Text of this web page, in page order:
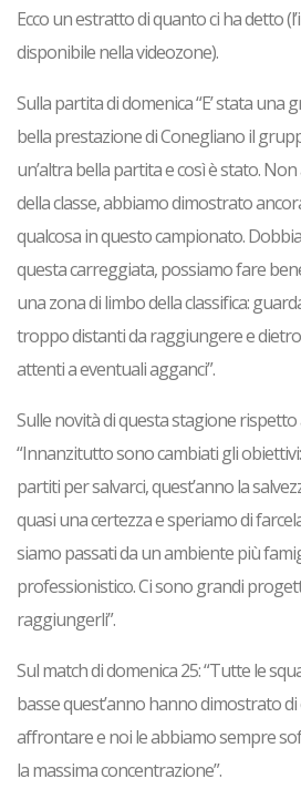
Ecco un estratto di quanto ci ha detto
disponibile nella videozone).
Sulla partita di domenica “E’ stata una
bella prestazione di Conegliano il
un’altra bella partita e così è stato.
della classe, abbiamo dimostrato
qualcosa in questo campionato.
questa carreggiata, possiamo fare
una zona di limbo della classifica:
troppo distanti da raggiungere e
attenti a eventuali agganci”.
Sulle novità di questa stagione rispetto
“Innanzitutto sono cambiati gli
partiti per salvarci, quest’anno la
quasi una certezza e speriamo di
siamo passati da un ambiente più
professionistico. Ci sono grandi
raggiungerli”.
Sul match di domenica 25: “Tutte le
basse quest’anno hanno dimostrato di
affrontare e noi le abbiamo sempre
la massima concentrazione”.